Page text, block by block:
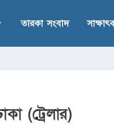
তারকা সংবাদ
(ট্রেলার)